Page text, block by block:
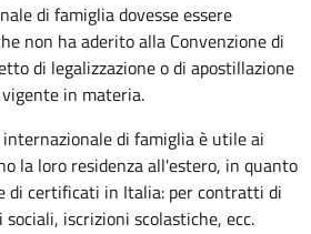
di famiglia dovesse essere
non ha aderito alla Convenzione di
di legalizzazione o di apostillazione
in materia.
di famiglia è utile ai
la loro residenza all'estero, in quanto
di certificati in Italia: per contratti di
iscrizioni scolastiche, ecc.